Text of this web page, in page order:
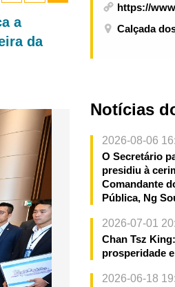
a
da
https://
Calçada
Notícias
2026-08-06
O Secretário
presidiu à
Comandante
Pública, Ng
2026-07-01
Chan Tsz
prosperidade
2026-06-18